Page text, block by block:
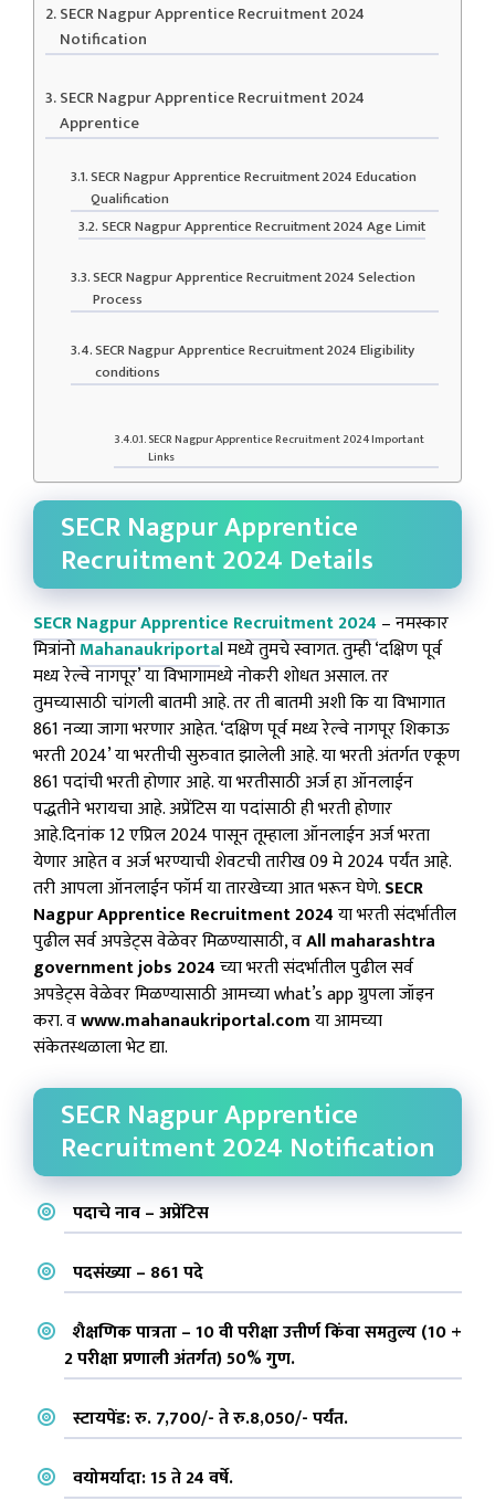
SECR Nagpur Apprentice Recruitment 2024
Notification
SECR Nagpur Apprentice Recruitment 2024
Apprentice
SECR Nagpur Apprentice Recruitment 2024 Education
Qualification
SECR Nagpur Apprentice Recruitment 2024 Age Limit
SECR Nagpur Apprentice Recruitment 2024 Selection
Process
SECR Nagpur Apprentice Recruitment 2024 Eligibility
conditions
SECR Nagpur Apprentice Recruitment 2024 Important
Links
SECR Nagpur Apprentice
Recruitment 2024 Details
SECR Nagpur Apprentice Recruitment 2024 – नमस्कार
मित्रांनोMahanaukriportal मध्ये तुमचे स्वागत. तुम्ही ‘दक्षिण पूर्व
मध्य रेल्वे नागपूर’ या विभागामध्ये नोकरी शोधत असाल. तर
तुमच्यासाठी चांगली बातमी आहे. तर ती बातमी अशी कि या विभागात
861 नव्या जागा भरणार आहेत. ‘दक्षिण पूर्व मध्य रेल्वे नागपूर शिकाऊ
भरती 2024’ या भरतीची सुरुवात झालेली आहे. या भरती अंतर्गत एकूण
861 पदांची भरती होणार आहे. या भरतीसाठी अर्ज हा ऑनलाईन
पद्धतीने भरायचा आहे. अप्रेंटिस या पदांसाठी ही भरती होणार
आहे.दिनांक 12 एप्रिल 2024 पासून तूम्हाला ऑनलाईन अर्ज भरता
येणार आहेत व अर्ज भरण्याची शेवटची तारीख 09 मे 2024 पर्यंत आहे.
तरी आपला ऑनलाईन फॉर्म या तारखेच्या आत भरून घेणे.SECR
Nagpur Apprentice Recruitment 2024या भरती संदर्भातील
पुढील सर्व अपडेट्स वेळेवर मिळण्यासाठी, वAll maharashtra
government jobs 2024च्या भरती संदर्भातील पुढील सर्व
अपडेट्स वेळेवर मिळण्यासाठी आमच्या what’s app ग्रुपला जॉइन
करा. वwww.mahanaukriportal.comया आमच्या
संकेतस्थळाला भेट द्या.
SECR Nagpur Apprentice
Recruitment 2024 Notification
पदाचे नाव – अप्रेंटिस
पदसंख्या – 861 पदे
शैक्षणिक पात्रता – 10 वी परीक्षा उत्तीर्ण किंवा समतुल्य (10 +
2 परीक्षा प्रणाली अंतर्गत) 50% गुण.
स्टायपेंड: रु. 7,700/- ते रु.8,050/- पर्यंत.
वयोमर्यादा: 15 ते 24 वर्षे.